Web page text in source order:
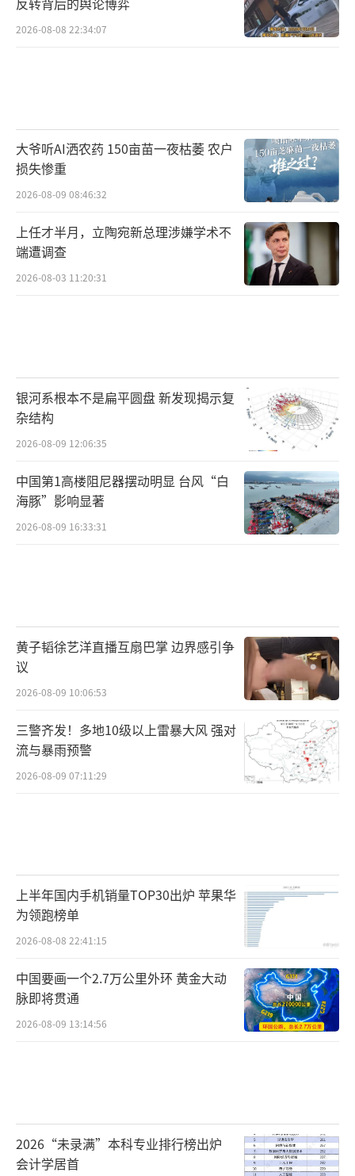
2026-08-08 22:34:07
大爷听AI洒农药 150亩苗一夜枯萎 农户
损失惨重
2026-08-09 08:46:32
上任才半月，立陶宛新总理涉嫌学术不
端遭调查
2026-08-03 11:20:31
银河系根本不是扁平圆盘 新发现揭示复
杂结构
2026-08-09 12:06:35
中国第1高楼阻尼器摆动明显 台风“白
海豚”影响显著
2026-08-09 16:33:31
黄子韬徐艺洋直播互扇巴掌 边界感引争
议
2026-08-09 10:06:53
三警齐发！多地10级以上雷暴大风 强对
流与暴雨预警
2026-08-09 07:11:29
上半年国内手机销量TOP30出炉 苹果华
为领跑榜单
2026-08-08 22:41:15
中国要画一个2.7万公里外环 黄金大动
脉即将贯通
2026-08-09 13:14:56
2026“未录满”本科专业排行榜出炉
会计学居首